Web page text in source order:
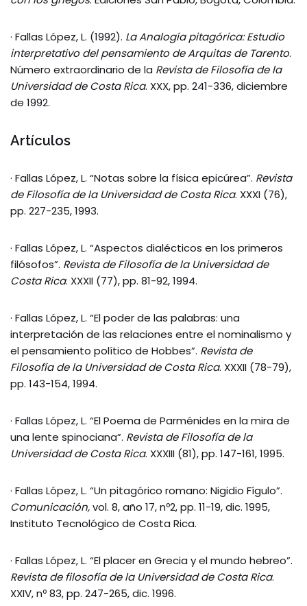
· Fallas López, L. (1992). La Analogía pitagórica: Estudio
interpretativo del pensamiento de Arquitas de Tarento.
Número extraordinario de la Revista de Filosofía de la
Universidad de Costa Rica. XXX, pp. 241-336, diciembre
de 1992.
Artículos
· Fallas López, L. “Notas sobre la física epicúrea”. Revista
de Filosofía de la Universidad de Costa Rica. XXXI (76),
pp. 227-235, 1993.
· Fallas López, L. “Aspectos dialécticos en los primeros
filósofos”. Revista de Filosofía de la Universidad de
Costa Rica. XXXII (77), pp. 81-92, 1994.
· Fallas López, L. “El poder de las palabras: una
interpretación de las relaciones entre el nominalismo y
el pensamiento político de Hobbes”. Revista de
Filosofía de la Universidad de Costa Rica. XXXII (78-79),
pp. 143-154, 1994.
· Fallas López, L. “El Poema de Parménides en la mira de
una lente spinociana”. Revista de Filosofía de la
Universidad de Costa Rica. XXXIII (81), pp. 147-161, 1995.
· Fallas López, L. “Un pitagórico romano: Nigidio Fígulo”.
Comunicación,vol. 8, año 17, nº2, pp. 11-19, dic. 1995,
Instituto Tecnológico de Costa Rica.
· Fallas López, L. “El placer en Grecia y el mundo hebreo”.
Revista de filosofía de la Universidad de Costa Rica.
XXIV, nº 83, pp. 247-265, dic. 1996.